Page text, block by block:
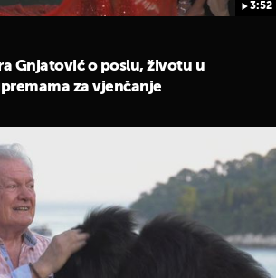
3:52
Gnjatović o poslu, životu u
za vjenčanje